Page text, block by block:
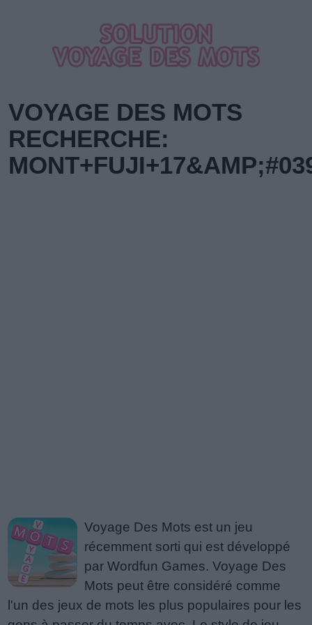
VOYAGE DES MOTS
RECHERCHE:
Voyage Des Mots est un jeu
récemment sorti qui est développé
par Wordfun Games. Voyage Des
Mots peut être considéré comme
l'un des jeux de mots les plus populaires pour les